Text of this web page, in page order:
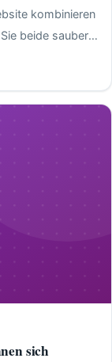
kombinieren
beide sauber
sich